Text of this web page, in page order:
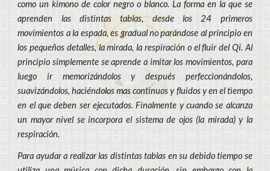
como un kimono de color negro o blanco. La forma en la que se
aprenden las distintas tablas, desde los 24 primeros
movimientos a la espada, es gradual no parándose al principio en
los pequeños detalles, la mirada, la respiración o el fluir del Qi. Al
principio simplemente se aprende a imitar los movimientos, para
luego ir memorizándolos y después perfeccionándolos,
suavizándolos, haciéndolos mas continuos y fluidos y en el tiempo
en el que deben ser ejecutados. Finalmente y cuando se alcanza
un mayor nivel se incorpora el sistema de ojos (la mirada) y la
respiración.
Para ayudar a realizar las distintas tablas en su debido tiempo se